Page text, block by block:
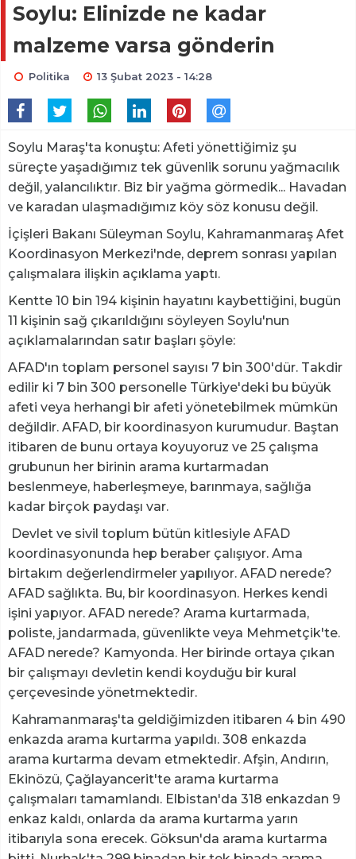
Soylu: Elinizde ne kadar
malzeme varsa gönderin
Politika 13 Şubat 2023 - 14:28
Soylu Maraş'ta konuştu: Afeti yönettiğimiz şu
süreçte yaşadığımız tek güvenlik sorunu yağmacılık
değil, yalancılıktır. Biz bir yağma görmedik... Havadan
ve karadan ulaşmadığımız köy söz konusu değil.
İçişleri Bakanı Süleyman Soylu, Kahramanmaraş Afet
Koordinasyon Merkezi'nde, deprem sonrası yapılan
çalışmalara ilişkin açıklama yaptı.
Kentte 10 bin 194 kişinin hayatını kaybettiğini, bugün
11 kişinin sağ çıkarıldığını söyleyen Soylu'nun
açıklamalarından satır başları şöyle:
AFAD'ın toplam personel sayısı 7 bin 300'dür. Takdir
edilir ki 7 bin 300 personelle Türkiye'deki bu büyük
afeti veya herhangi bir afeti yönetebilmek mümkün
değildir. AFAD, bir koordinasyon kurumudur. Baştan
itibaren de bunu ortaya koyuyoruz ve 25 çalışma
grubunun her birinin arama kurtarmadan
beslenmeye, haberleşmeye, barınmaya, sağlığa
kadar birçok paydaşı var.
Devlet ve sivil toplum bütün kitlesiyle AFAD
koordinasyonunda hep beraber çalışıyor. Ama
birtakım değerlendirmeler yapılıyor. AFAD nerede?
AFAD sağlıkta. Bu, bir koordinasyon. Herkes kendi
işini yapıyor. AFAD nerede? Arama kurtarmada,
poliste, jandarmada, güvenlikte veya Mehmetçik'te.
AFAD nerede? Kamyonda. Her birinde ortaya çıkan
bir çalışmayı devletin kendi koyduğu bir kural
çerçevesinde yönetmektedir.
Kahramanmaraş'ta geldiğimizden itibaren 4 bin 490
enkazda arama kurtarma yapıldı. 308 enkazda
arama kurtarma devam etmektedir. Afşin, Andırın,
Ekinözü, Çağlayancerit'te arama kurtarma
çalışmaları tamamlandı. Elbistan'da 318 enkazdan 9
enkaz kaldı, onlarda da arama kurtarma yarın
itibarıyla sona erecek. Göksun'da arama kurtarma